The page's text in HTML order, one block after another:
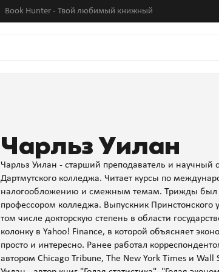
Book Hunter - Твой любимый книжный
Чарльз Уилан
Чарльз Уилан - старший преподаватель и научный
Дартмутского колледжа. Читает курсы по
налогообложению и смежным темам. Трижды был
профессором колледжа. Выпускник Принстонского
том числе докторскую степень в области
колонку в Yahoo! Finance, в которой объясняет
просто и интересно. Ранее работал
автором Chicago Tribune, The New York Times и Wall